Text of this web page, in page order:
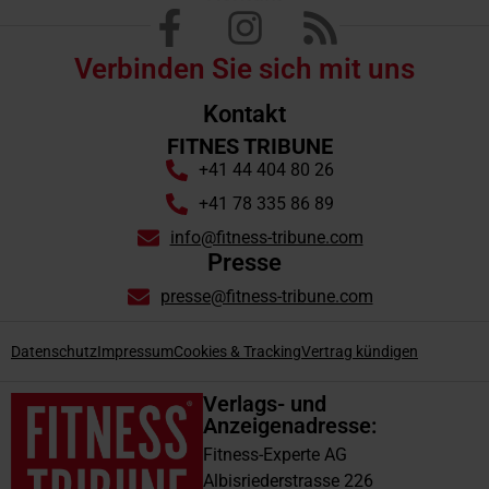
Verlags- und
Anzeigenadresse:
Fitness-Experte AG
Albisriederstrasse 226
Kontakt
FITNES TRIBUNE
+41 44 404 80 26
+41 78 335 86 89
info@fitness-tribune.com
Presse
presse@fitness-tribune.com
Verbinden Sie sich mit uns
DatenschutzImpressumCookies & TrackingVertrag kündigen